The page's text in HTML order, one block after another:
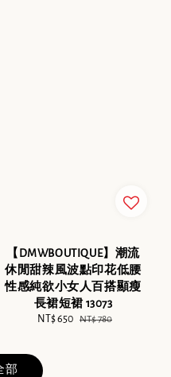
【DMWBOUTIQUE】潮流
休閒甜辣風波點印花低腰
性感純欲小女人百搭顯瘦
長裙短裙 13073
Sale
NT$ 650 Regular
NT$ 780
部